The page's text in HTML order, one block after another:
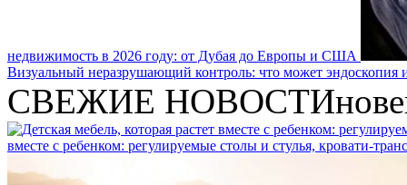
недвижимость в 2026 году: от Дубая до Европы и США
Визуальный неразрушающий контроль: что может эндоскопия
СВЕЖИЕ НОВОСТИ
вместе с ребенком: регулируемые столы и стулья, кровати-